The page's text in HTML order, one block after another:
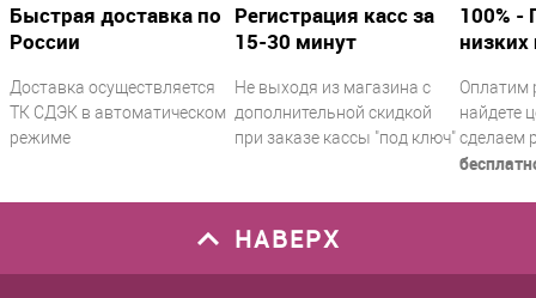
Быстрая доставка по
России
Доставка осуществляется
ТК СДЭК в автоматическом
режиме
Регистрация касс за
15-30 минут
Не выходя из магазина с
дополнительной скидкой
при заказе кассы "под ключ"
100% -
низких
Оплатим
найдете
сделаем
НАВЕРХ